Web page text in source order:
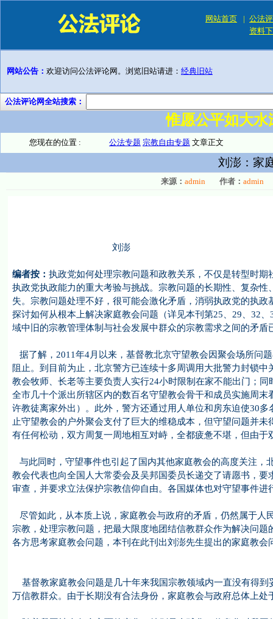
网站首页 | 公法
资料
网站公告： 欢迎访问公法评论网。浏览旧站请进： 经典旧站
公法评论网全站搜索：
惟愿公平如大
您现在的位置 : 公法专题 宗教自由专题 文章正文
刘澎：家
来源： admin 作者： admin
刘澎
编者按： 执政党如何处理宗教问题和政教关系，不仅是转型时
执政党执政能力的重大考验与挑战。宗教问题的长期性、复杂
失。宗教问题处理不好，很可能会激化矛盾，消弱执政党的执
探讨如何从根本上解决家庭教会问题（详见本刊第25、29、32
域中旧的宗教管理体制与社会发展中群众的宗教需求之间的矛盾
据了解，2011年4月以来，基督教北京守望教会因聚会场所问
阻止。到目前为止，北京警方已连续十多周调用大批警力封锁
教会牧师、长老等主要负责人实行24小时限制在家不能出门；
全市几十个派出所辖区内的数百名守望教会骨干和成员实施周
许教徒离家外出）。此外，警方还通过用人单位和房东迫使30
止守望教会的户外聚会支付了巨大的维稳成本，但守望问题并
有任何松动，双方周复一周地相互对峙，全都疲惫不堪，但由
与此同时，守望事件也引起了国内其他家庭教会的高度关注，
教会代表也向全国人大常委会及吴邦国委员长递交了请愿书，
审查，并要求立法保护宗教信仰自由。各国媒体也对守望事件
尽管如此，从本质上说，家庭教会与政府的矛盾，仍然属于人
宗教，处理宗教问题，把最大限度地团结信教群众作为解决问
各方思考家庭教会问题，本刊在此刊出刘澎先生提出的家庭教会
基督教家庭教会问题是几十年来我国宗教领域内一直没有得到
万信教群众。由于长期没有合法身份，家庭教会与政府总体上